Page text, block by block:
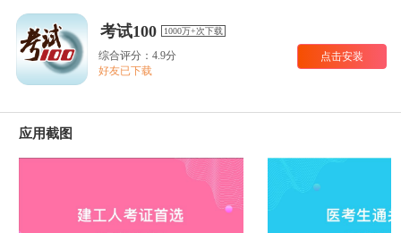
考试100 1000万+次下载
综合评分：4.9分
好友已下载
点击安装
应用截图